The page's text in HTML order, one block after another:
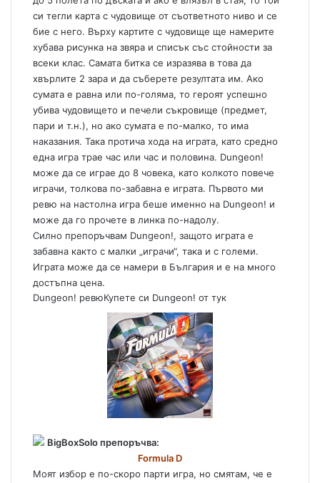
си тегли карта с чудовище от съответното ниво и се
бие с него. Върху картите с чудовище ще намерите
хубава рисунка на звяра и списък със стойности за
всеки клас. Самата битка се изразява в това да
хвърлите 2 зара и да съберете резултата им. Ако
сумата е равна или по-голяма, то героят успешно
убива чудовището и печели съкровище (предмет,
пари и т.н.), но ако сумата е по-малко, то има
наказания. Така протича хода на играта, като средно
една игра трае час или час и половина. Dungeon!
може да се играе до 8 човека, като колкото повече
играчи, толкова по-забавна е играта. Първото ми
ревю на настолна игра беше именно на Dungeon! и
може да го прочете в линка по-надолу.
Силно препоръчвам Dungeon!, защото играта е
забавна както с малки „играчи“, така и с големи.
Играта може да се намери в България и е на много
достъпна цена.
Dungeon! ревюКупете си Dungeon! от тук
BigBoxSolo препоръчва:
Formula D
Моят избор е по-скоро парти игра, но смятам, че е